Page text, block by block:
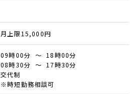
月上限15,000円
09時00分 ～ 18時00分
08時30分 ～ 17時30分
交代制
※時短勤務相談可